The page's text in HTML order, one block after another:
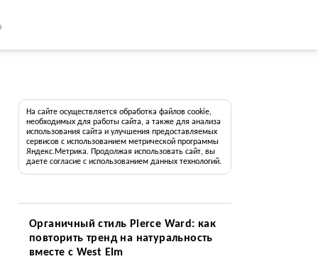
На сайте осуществляется обработка файлов cookie,
необходимых для работы сайта, а также для анализа
использования сайта и улучшения предоставляемых
сервисов с использованием метрической программы
Яндекс.Метрика. Продолжая использовать сайт, вы
даете согласие с использованием данных технологий.
Органичный стиль Pierce Ward: как
повторить тренд на натуральность
вместе с West Elm